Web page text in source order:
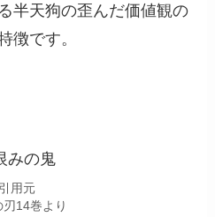
半天狗の歪んだ価値観の
徴です。
引用元
刃14巻より